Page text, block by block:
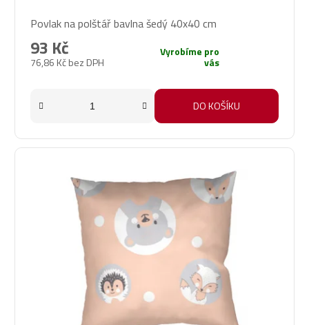
Povlak na polštář bavlna šedý 40x40 cm
76,86 Kč bez DPH
93 Kč Vyrobíme pro
vás
DO KOŠÍKU